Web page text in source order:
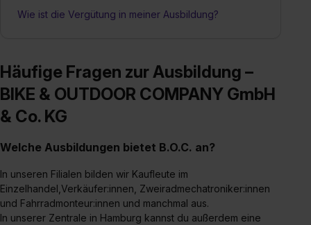
Wie ist die Vergütung in meiner Ausbildung?
Häufige Fragen zur Ausbildung –
BIKE & OUTDOOR COMPANY GmbH
& Co. KG
Welche Ausbildungen bietet B.O.C. an?
In unseren Filialen bilden wir Kaufleute im
Einzelhandel,Verkäufer:innen, Zweiradmechatroniker:innen
und Fahrradmonteur:innen und manchmal aus.
In unserer Zentrale in Hamburg kannst du außerdem eine